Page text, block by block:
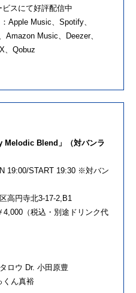
スにて好評配信中
Apple Music、 Spotify、
Amazon Music、 Deezer、
、 Qobuz
Melodic Blend」（対バンラ
19:00/START 19:30 ※対バン
高円寺北3-17-2,B1
4,000 （税込・別途ドリンク代
ロウ Dr. 小田原豊
くん真裕